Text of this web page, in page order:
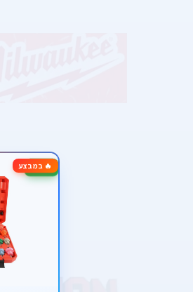
🔥 במבצע-10%